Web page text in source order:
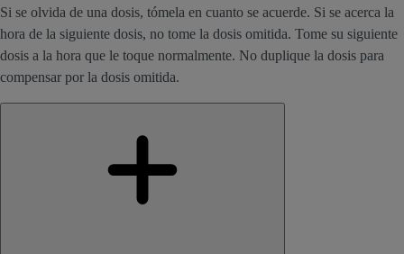
Si se olvida de una dosis, tómela en cuanto se acuerde. Si se acerca la
hora de la siguiente dosis, no tome la dosis omitida. Tome su siguiente
dosis a la hora que le toque normalmente. No duplique la dosis para
compensar por la dosis omitida.